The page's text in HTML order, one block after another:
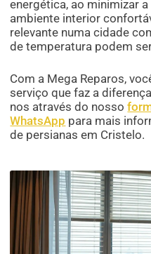
energética, ao minimizar
ambiente interior
relevante numa cidade
de temperatura podem
Com a Mega Reparos,
serviço que faz a
nos através do nosso
WhatsApp para mais
de persianas em Cristelo.